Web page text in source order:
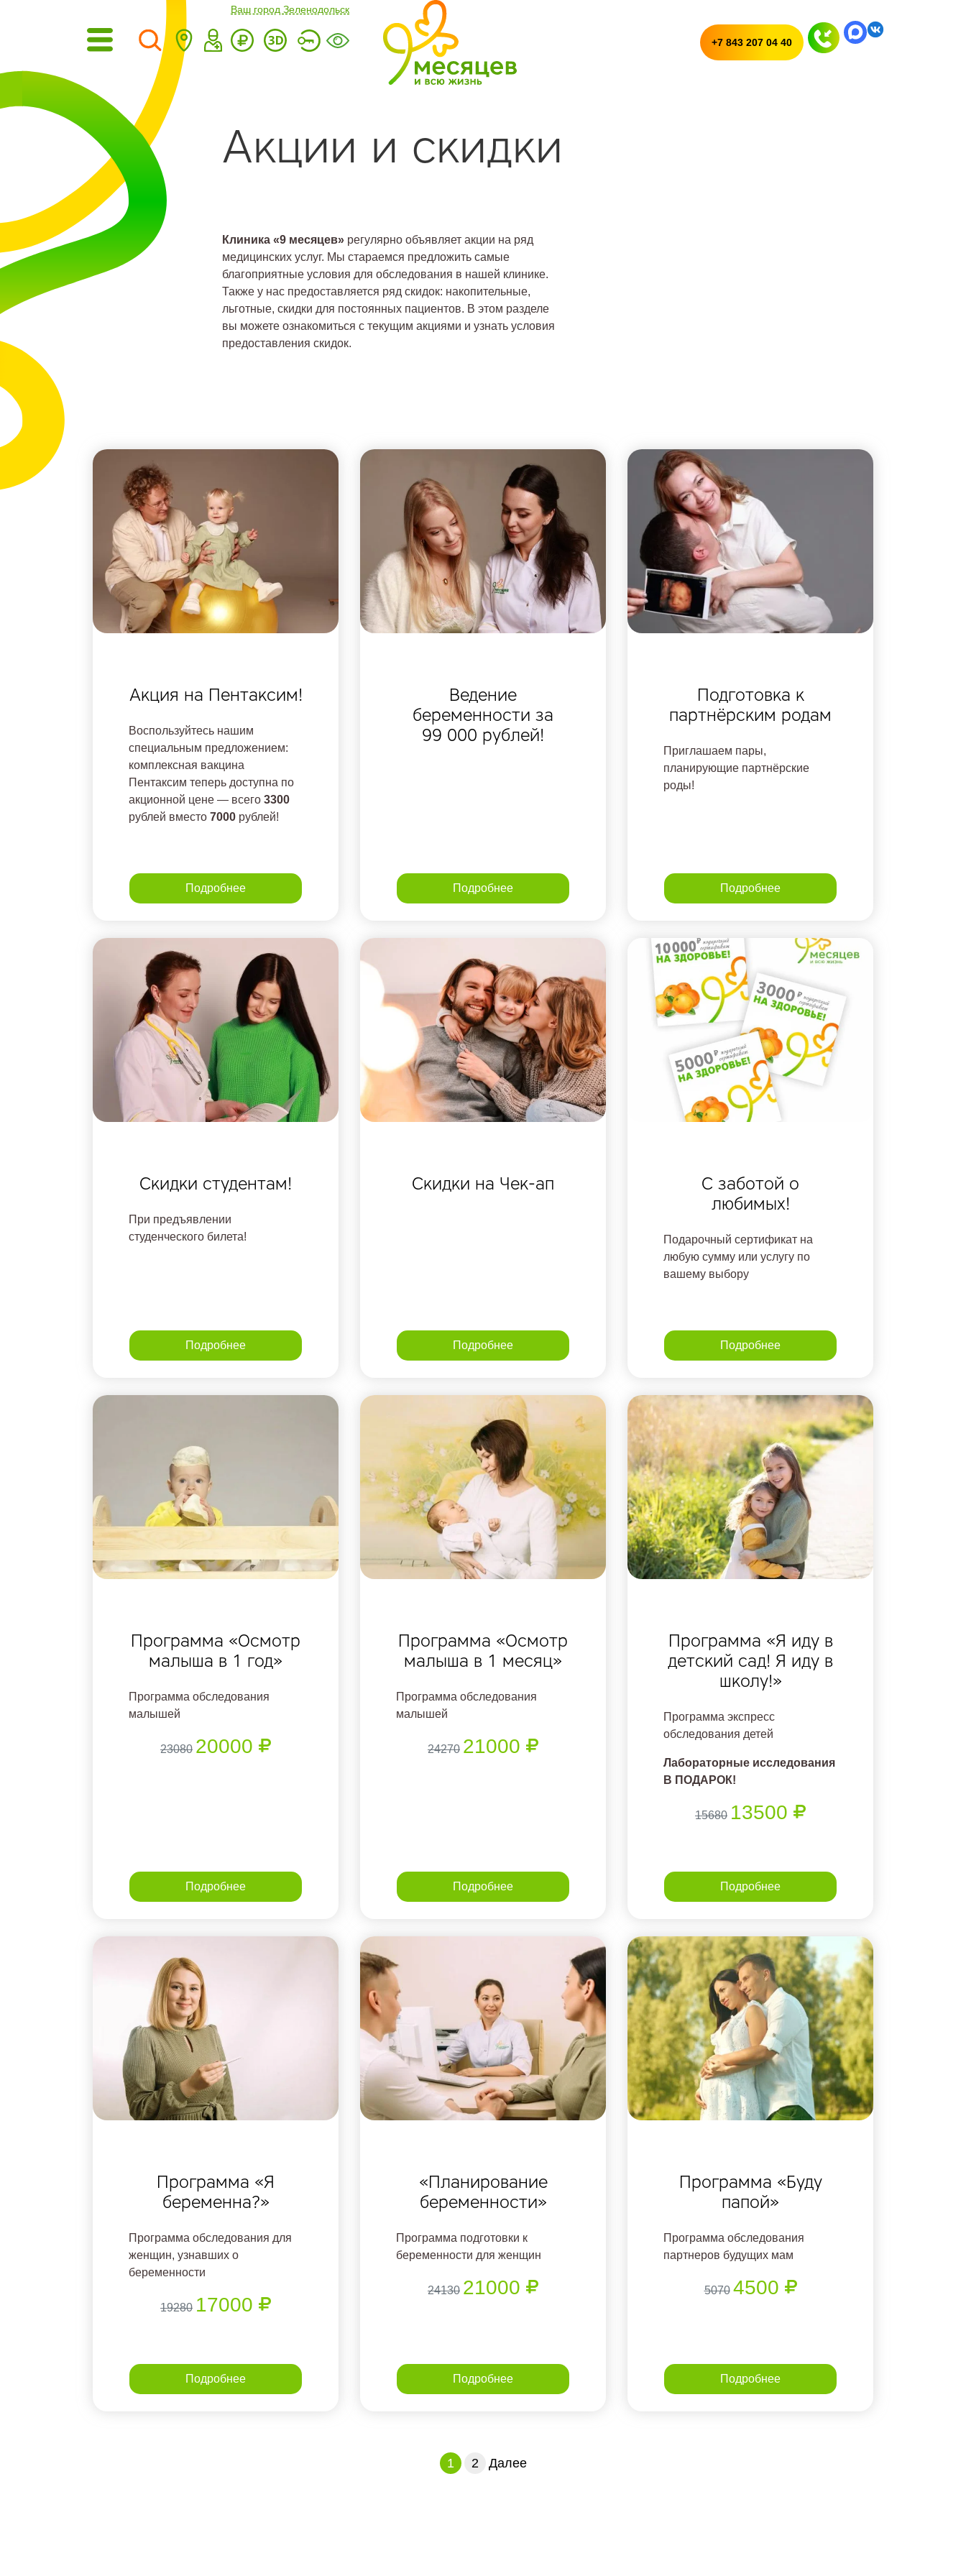
Ваш город Зеленодольск
+7 843 207 04 40
Акции и скидки
Клиника «9 месяцев» регулярно объявляет акции на ряд
медицинских услуг. Мы стараемся предложить самые
благоприятные условия для обследования в нашей клинике.
Также у нас предоставляется ряд скидок: накопительные,
льготные, скидки для постоянных пациентов. В этом разделе
вы можете ознакомиться с текущим акциями и узнать условия
предоставления скидок.
Акция на Пентаксим!
Воспользуйтесь нашим
специальным предложением:
комплексная вакцина
Пентаксим теперь доступна по
акционной цене — всего 3300
рублей вместо 7000 рублей!
Подробнее
Ведение
беременности за
99 000 рублей!
Подробнее
Подготовка к
партнёрским родам
Приглашаем пары,
планирующие партнёрские
роды!
Подробнее
Скидки студентам!
При предъявлении
студенческого билета!
Подробнее
Скидки на Чек-ап
Подробнее
С заботой о
любимых!
Подарочный сертификат на
любую сумму или услугу по
вашему выбору
Подробнее
Программа «Осмотр
малыша в 1 год»
Программа обследования
малышей
23080 20000
Подробнее
Программа «Осмотр
малыша в 1 месяц»
Программа обследования
малышей
24270 21000
Подробнее
Программа «Я иду в
детский сад! Я иду в
школу!»
Программа экспресс
обследования детей
Лабораторные исследования
В ПОДАРОК!
15680 13500
Подробнее
Программа «Я
беременна?»
Программа обследования для
женщин, узнавших о
беременности
19280 17000
Подробнее
«Планирование
беременности»
Программа подготовки к
беременности для женщин
24130 21000
Подробнее
Программа «Буду
папой»
Программа обследования
партнеров будущих мам
5070 4500
Подробнее
1 2 Далее